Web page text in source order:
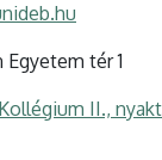
tér 1
II.,